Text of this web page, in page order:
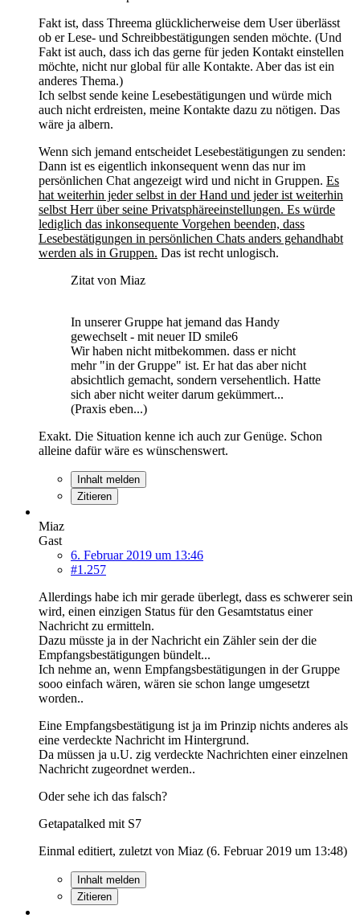
Fakt ist, dass Threema glücklicherweise dem User überlässt
ob er Lese- und Schreibbestätigungen senden möchte. (Und
Fakt ist auch, dass ich das gerne für jeden Kontakt einstellen
möchte, nicht nur global für alle Kontakte. Aber das ist ein
anderes Thema.)
Ich selbst sende keine Lesebestätigungen und würde mich
auch nicht erdreisten, meine Kontakte dazu zu nötigen. Das
wäre ja albern.
Wenn sich jemand entscheidet Lesebestätigungen zu senden:
Dann ist es eigentlich inkonsequent wenn das nur im
persönlichen Chat angezeigt wird und nicht in Gruppen. Es
hat weiterhin jeder selbst in der Hand und jeder ist weiterhin
selbst Herr über seine Privatsphäreeinstellungen. Es würde
lediglich das inkonsequente Vorgehen beenden, dass
Lesebestätigungen in persönlichen Chats anders gehandhabt
werden als in Gruppen. Das ist recht unlogisch.
Zitat von Miaz
In unserer Gruppe hat jemand das Handy
gewechselt - mit neuer ID smile6
Wir haben nicht mitbekommen. dass er nicht
mehr "in der Gruppe" ist. Er hat das aber nicht
absichtlich gemacht, sondern versehentlich. Hatte
sich aber nicht weiter darum gekümmert...
(Praxis eben...)
Exakt. Die Situation kenne ich auch zur Genüge. Schon
alleine dafür wäre es wünschenswert.
Inhalt melden
Zitieren
Miaz
Gast
6. Februar 2019 um 13:46
#1.257
Allerdings habe ich mir gerade überlegt, dass es schwerer sein
wird, einen einzigen Status für den Gesamtstatus einer
Nachricht zu ermitteln.
Dazu müsste ja in der Nachricht ein Zähler sein der die
Empfangsbestätigungen bündelt...
Ich nehme an, wenn Empfangsbestätigungen in der Gruppe
sooo einfach wären, wären sie schon lange umgesetzt
worden..
Eine Empfangsbestätigung ist ja im Prinzip nichts anderes als
eine verdeckte Nachricht im Hintergrund.
Da müssen ja u.U. zig verdeckte Nachrichten einer einzelnen
Nachricht zugeordnet werden..
Oder sehe ich das falsch?
Getapatalked mit S7
Einmal editiert, zuletzt von Miaz (6. Februar 2019 um 13:48)
Inhalt melden
Zitieren